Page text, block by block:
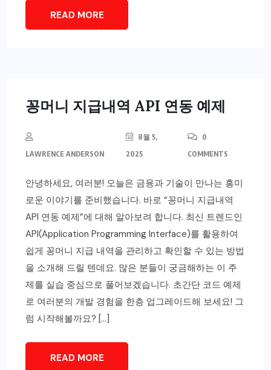
READ MORE
꽁머니 지급내역 API 연동 예제
LAWRENCE ANDERSON
8월 5,
2025
0
COMMENTS
안녕하세요, 여러분! 오늘은 금융과 기술이 만나는 흥미
로운 이야기를 준비했습니다. 바로 “꽁머니 지급내역
API 연동 예제”에 대해 알아보려 합니다. 최신 트렌드인
API(Application Programming Interface)를 활용하여
쉽게 꽁머니 지급 내역을 관리하고 확인할 수 있는 방법
을 소개해 드릴 텐데요. 많은 분들이 궁금해하는 이 주
제를 실습 중심으로 풀어보겠습니다. 초간단 코드 예제
로 여러분의 개발 경험을 한층 업그레이드해 보세요! 그
럼 시작해볼까요? […]
READ MORE